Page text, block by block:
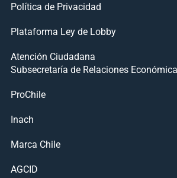
Política de Privacidad
Plataforma Ley de Lobby
Atención Ciudadana
Subsecretaría de Relaciones
ProChile
Inach
Marca Chile
AGCID